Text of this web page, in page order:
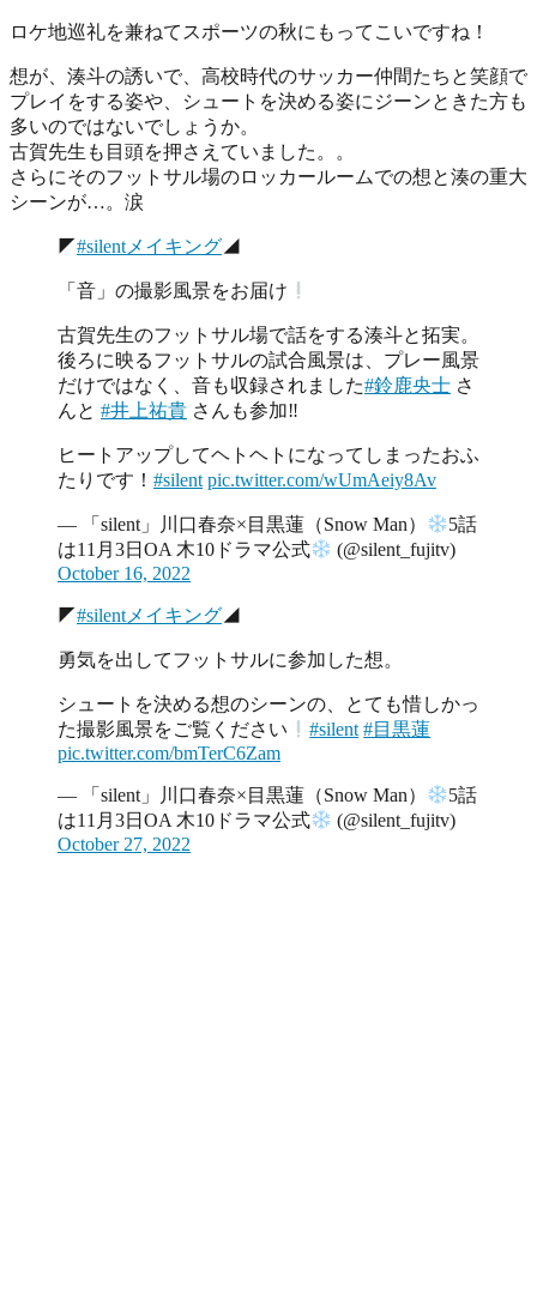
ロケ地巡礼を兼ねてスポーツの秋にもってこいですね！
想が、湊斗の誘いで、高校時代のサッカー仲間たちと笑顔で
プレイをする姿や、シュートを決める姿にジーンときた方も
多いのではないでしょうか。
古賀先生も目頭を押さえていました。。
さらにそのフットサル場のロッカールームでの想と湊の重大
シーンが…。涙
◤#silentメイキング◢
「音」の撮影風景をお届け
古賀先生のフットサル場で話をする湊斗と拓実。
後ろに映るフットサルの試合風景は、プレー風景
だけではなく、音も収録されました#鈴鹿央士 さ
んと #井上祐貴 さんも参加‼︎
ヒートアップしてヘトヘトになってしまったおふ
たりです！ #silent pic.twitter.com/wUmAeiy8Av
— 「silent」川口春奈×目黒蓮（Snow Man）
5話
は11月3日OA 木10ドラマ公式
(@silent_fujitv)
October 16, 2022
◤#silentメイキング◢
勇気を出してフットサルに参加した想。
シュートを決める想のシーンの、とても惜しかっ
た撮影風景をご覧ください
#silent #目黒蓮
pic.twitter.com/bmTerC6Zam
— 「silent」川口春奈×目黒蓮（Snow Man）
5話
は11月3日OA 木10ドラマ公式
(@silent_fujitv)
October 27, 2022